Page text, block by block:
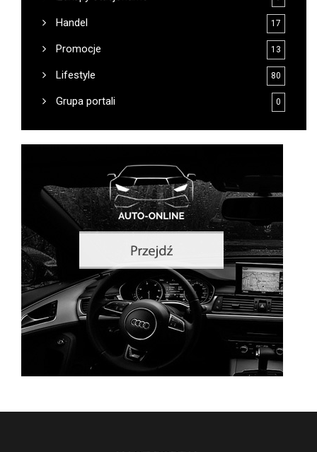
Handel 17
Promocje 13
Lifestyle 80
Grupa portali 0